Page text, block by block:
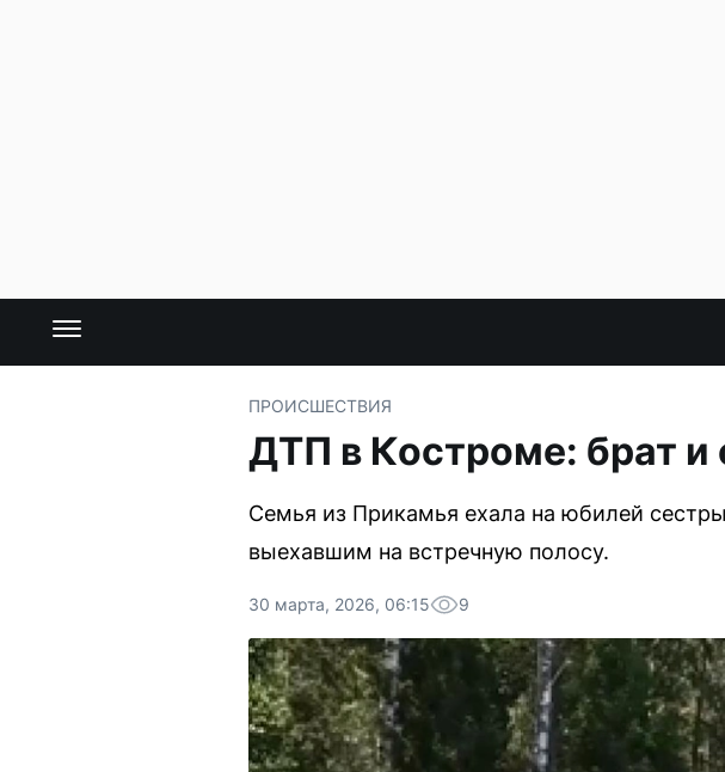
ПРОИСШЕСТВИЯ
ДТП в Костроме: брат и
Семья из Прикамья ехала на юбилей
выехавшим на встречную полосу.
30 марта, 2026, 06:15 9